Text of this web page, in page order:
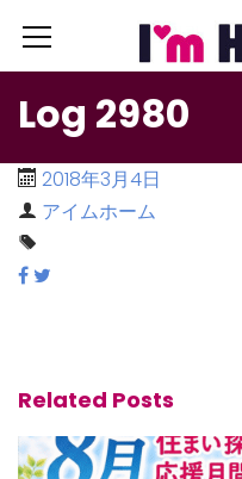
Log 2980
2018年3月4日
アイムホーム
Related Posts